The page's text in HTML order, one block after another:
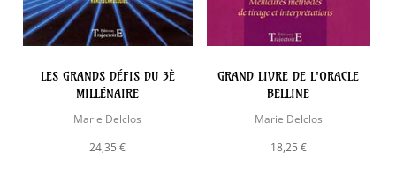
LES GRANDS DÉFIS DU 3È
MILLÉNAIRE
Marie Delclos
24,35 €
GRAND LIVRE DE L'ORACLE
BELLINE
Marie Delclos
18,25 €